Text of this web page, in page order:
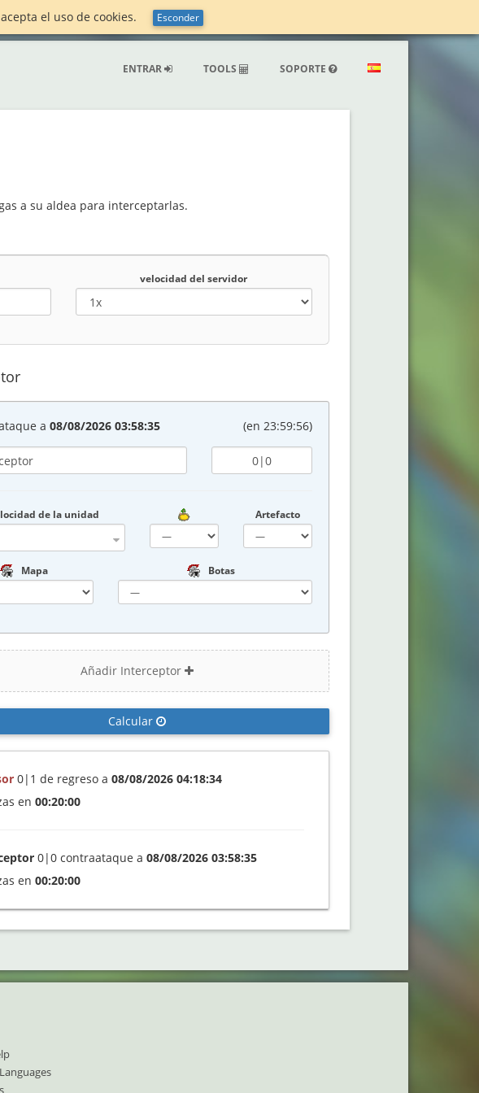
el uso de cookies. Esconder
ENTRAR TOOLS SOPORTE
a su aldea para interceptarlas.
velocidad del servidor
a 08/08/2026 03:58:35 (en 23:59:56)
de la unidad Artefacto
Mapa Botas
Añadir Interceptor
Calcular
0|1 de regreso a 08/08/2026 04:18:34
en 00:20:00
0|0 contraataque a 08/08/2026 03:58:35
en 00:20:00